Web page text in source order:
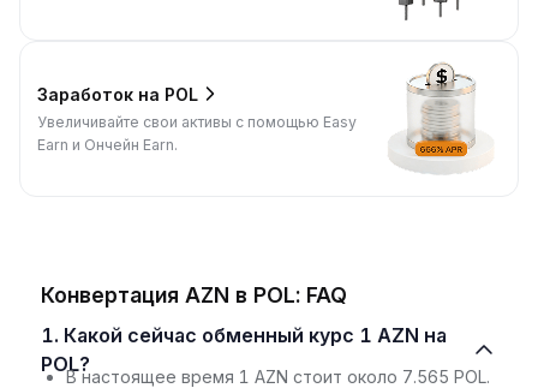
Заработок на POL
Увеличивайте свои активы с помощью Easy
Earn и Ончейн Earn.
Конвертация AZN в POL: FAQ
1. Какой сейчас обменный курс 1 AZN на
POL?
В настоящее время 1 AZN стоит около 7.565 POL.